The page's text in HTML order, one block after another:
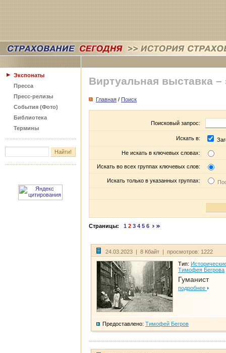
Экспонаты
Пресса
Пресс-релизы
События (Фото)
Библиотека
Термины
Виртуальная выставка –
Главная / Поиск
Поисковый запрос:
Искать в:
Не искать в ключевых словах:
Искать во всех группах ключевых слов:
Искать только в указанных группах:
Страницы: 1 2 3 4 5 6
24.03.2023 | 8 Кбайт | просмотров: 1222
Тип:
Тимофея Бегрова
Гуманист
подробнее
Предоставлено: Тимофей Бегров